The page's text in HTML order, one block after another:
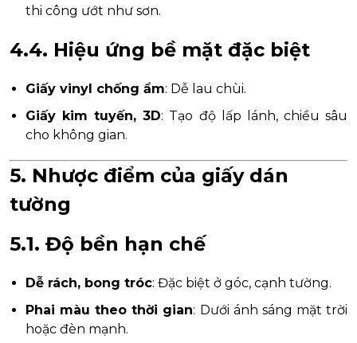
thi công ướt như sơn.
4.4. Hiệu ứng bề mặt đặc biệt
Giấy vinyl chống ẩm: Dễ lau chùi.
Giấy kim tuyến, 3D: Tạo độ lấp lánh, chiều sâu
cho không gian.
5. Nhược điểm của giấy dán
tường
5.1. Độ bền hạn chế
Dễ rách, bong tróc: Đặc biệt ở góc, cạnh tường.
Phai màu theo thời gian: Dưới ánh sáng mặt trời
hoặc đèn mạnh.